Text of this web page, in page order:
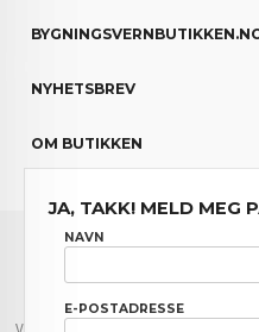
NYHETSBREV
OM BUTIKKEN
FRAKT
JA, TAKK! MELD MEG
NAVN
E-POSTADRESSE